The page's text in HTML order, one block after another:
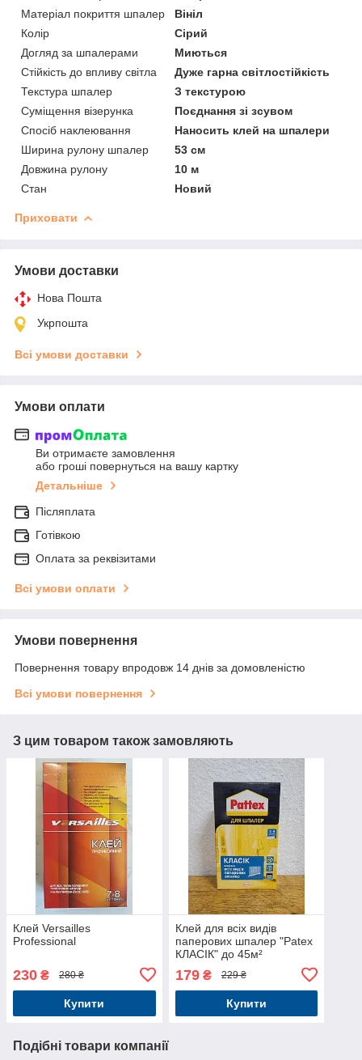
Матеріал покриття шпалер
Вініл
Колір
Сірий
Догляд за шпалерами
Миються
Стійкість до впливу світла
Дуже гарна світлостійкість
Текстура шпалер
З текстурою
Суміщення візерунка
Поєднання зі зсувом
Спосіб наклеювання
Наносить клей на шпалери
Ширина рулону шпалер
53 см
Довжина рулону
10 м
Стан
Новий
Приховати
Умови доставки
Нова Пошта
Укрпошта
Всі умови доставки
Умови оплати
Ви отримаєте замовлення
або гроші повернуться на вашу картку
Детальніше
Післяплата
Готівкою
Оплата за реквізитами
Всі умови оплати
Умови повернення
Повернення товару впродовж 14 днів за домовленістю
Всі умови повернення
З цим товаром також замовляють
Клей Versailles
Professional
230 ₴ 280 ₴
Купити
Клей для всіх видів
паперових шпалер "Patex
КЛАСІК" до 45м²
179₴ 229 ₴
Купити
Подібні товари компанії